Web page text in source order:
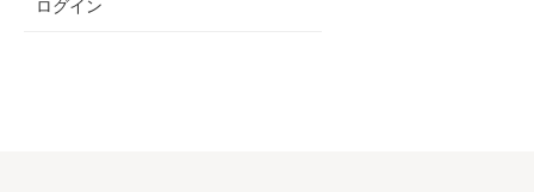
ログイン